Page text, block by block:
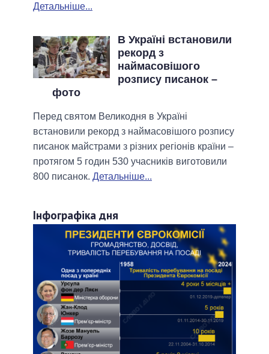
Детальніше...
В Україні встановили
рекорд з
наймасовішого
розпису писанок –
фото
Перед святом Великодня в Україні
встановили рекорд з наймасовішого розпису
писанок майстрами з різних регіонів країни –
протягом 5 годин 530 учасників виготовили
800 писанок. Детальніше...
Інфографіка дня